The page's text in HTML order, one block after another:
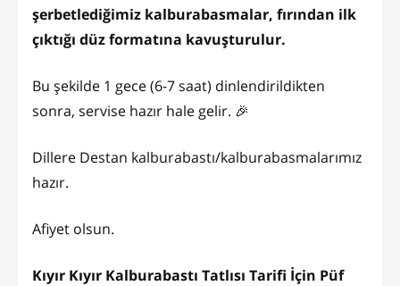
şerbetlediğimiz kalburabasmalar, fırından ilk
çıktığı düz formatına kavuşturulur.
Bu şekilde 1 gece (6-7 saat) dinlendirildikten
sonra, servise hazır hale gelir. 🎉
Dillere Destan kalburabastı/kalburabasmalarımız
hazır.
Afiyet olsun.
Kıyır Kıyır Kalburabastı Tatlısı Tarifi İçin Püf